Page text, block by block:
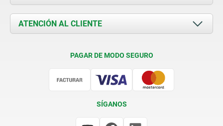
Novedades
Contacto
Documents
ATENCIÓN AL CLIENTE
PAGAR DE MODO SEGURO
SÍGANOS